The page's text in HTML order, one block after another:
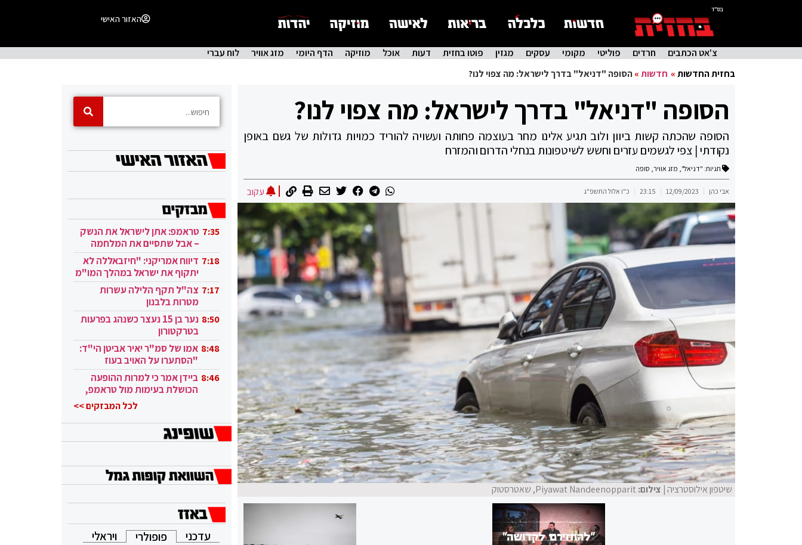
בס"ד
האזור האישי
צ'אט הכתבים חרדים פוליטי מקומי עסקים מגזין פוטו בחזית דעות אוכל מוזיקה הדף היומי מזג אוויר
לוח עברי
בחזית החדשות» חדשות»הסופה "דניאל" בדרך לישראל: מה צפוי לנו?
הסופה "דניאל" בדרך לישראל: מה צפוי לנו?
הסופה שהכתה קשות ביוון ולוב תגיע אלינו מחר בעוצמה פחותה ועשויה להוריד כמויות גדולות של גשם באופן
נקודתי | צפי לגשמים עזרים וחשש לשיטפונות בנחלי הדרום והמזרח
תגיות: "דניאל", מזג אוויר, סופה
אבי כהן 12/09/2023
23:15 כ"ו אלול התשפ"ג עקוב
שיטפון אילוסטרציה| צילום:Piyawat Nandeenopparit, שאטרסטוק
7:35 טראמפ: אתן לישראל את הנשק
– אבל שתסיים את המלחמה
בעזה 7:18 דיווח אמריקני: "חיזבאללה לא
יתקוף את ישראל במהלך המו"מ
בקטאר" 7:17 צה"ל תקף הלילה עשרות
מטרות בלבנון
8:50
נער בן 15 נעצר כשנהג בפרעות
בטרקטורון
8:48 אמו של סמ"ר יאיר אביטן הי"ד:
"הסתערו על האויב בעוז
ובגבורה" 8:46 ביידן אמר כי למרות ההופעה
הכושלת בעימות מול טראמפ,
לכל המבזקים >>
עדכני פופולרי ויראלי